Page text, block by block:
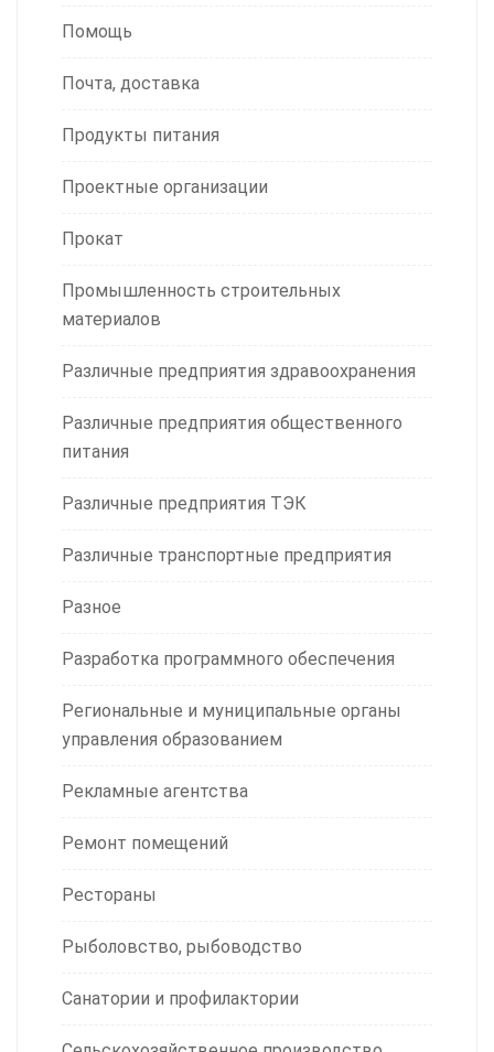
Помощь
Почта, доставка
Продукты питания
Проектные организации
Прокат
Промышленность строительных
материалов
Различные предприятия здравоохранения
Различные предприятия общественного
питания
Различные предприятия ТЭК
Различные транспортные предприятия
Разное
Разработка программного обеспечения
Региональные и муниципальные органы
управления образованием
Рекламные агентства
Ремонт помещений
Рестораны
Рыболовство, рыбоводство
Санатории и профилактории